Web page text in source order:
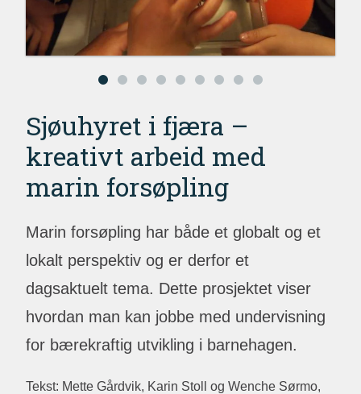
Sjøuhyret i fjæra –
kreativt arbeid med
marin forsøpling
Marin forsøpling har både et globalt og et
lokalt perspektiv og er derfor et
dagsaktuelt tema. Dette prosjektet viser
hvordan man kan jobbe med undervisning
for bærekraftig utvikling i barnehagen.
Tekst: Mette Gårdvik, Karin Stoll og Wenche Sørmo,